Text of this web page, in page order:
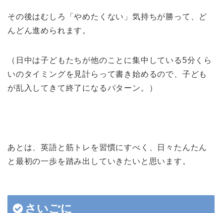
その後はむしろ「やめたくない」気持ちが勝って、ど
んどん進められます。
（日中は子どもたちが他のことに集中している5分くら
いのタイミングを見計らって書き始めるので、子ども
が乱入してきて終了になるパターン。）
あとは、英語と筋トレを習慣にすべく、日々たんたん
と最初の一歩を踏み出していきたいと思います。
さいごに